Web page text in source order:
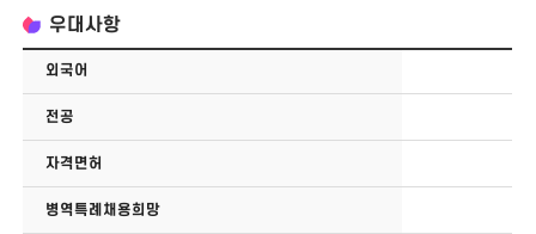
우대사항
외국어
전공
자격면허
병역특례채용희망